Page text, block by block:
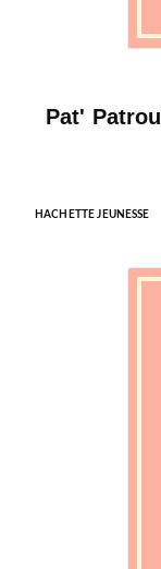
Pat'
HACHETTE JEUNESSE